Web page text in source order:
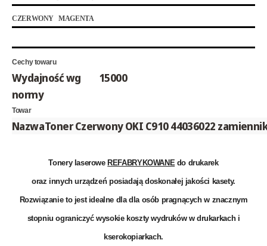
CZERWONY MAGENTA
Cechy towaru
Wydajność wg
normy
15000
Towar
NazwaToner Czerwony OKI C910 44036022
Tonery laserowe REFABRYKOWANE do drukarek
oraz innych urządzeń posiadają doskonałej jakości kasety.
Rozwiązanie to jest idealne dla dla osób pragnących w znacznym
stopniu ograniczyć wysokie koszty wydruków w drukarkach i
kserokopiarkach.